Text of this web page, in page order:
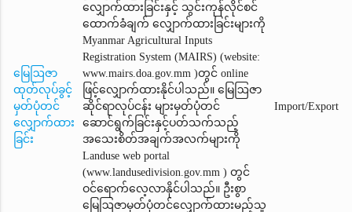
မြေဩဇာ
ထုတ်လုပ်ခွင့်
မှတ်ပုံတင်
လျှောက်ထား
ခြင်း
လျှောက်ထားခြင်းနှင့် သွင်းကုန်လိုင်စင်
ထောက်ခံချက်‌ လျှောက်ထားခြင်းများကို
Myanmar Agricultural Inputs
Registration System (MAIRS) (website:
www.mairs.doa.gov.mm )တွင် online
ဖြင့်လျှောက်ထားနိုင်ပါသည်။ မြေဩဇာ
ဆိုင်ရာလုပ်ငန်း များမှတ်ပုံတင်
ဆောင်ရွက်ခြင်းနှင့်ပတ်သက်သည့်
အသေးစိတ်အချက်အလက်များကို
Landuse web portal
(www.landusedivision.gov.mm ) တွင်
ဝင်ရောက်လေ့လာနိုင်ပါသည်။ ဦးစွာ
မြေဩဇာမှတ်ပုံတင်‌လျှောက်ထားမည့်သူ
Import/Export